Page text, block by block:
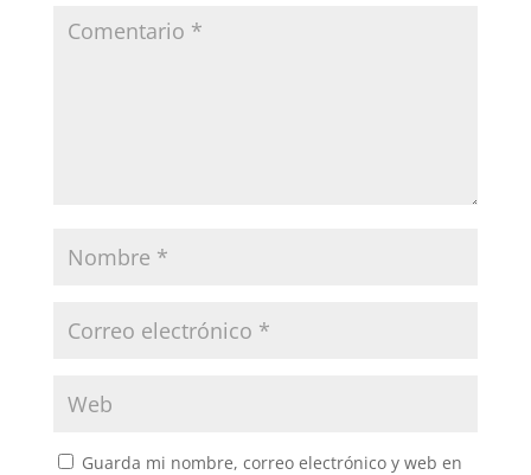
Guarda mi nombre, correo electrónico y web en